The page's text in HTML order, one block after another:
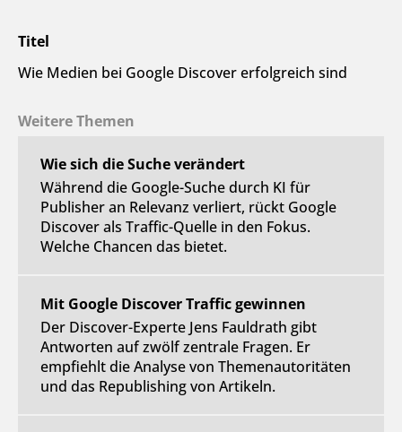
Titel
Wie Medien bei Google Discover erfolgreich sind
Weitere Themen
Wie sich die Suche verändert
Während die Google-Suche durch KI für
Publisher an Relevanz verliert, rückt Google
Discover als Traffic-Quelle in den Fokus.
Welche Chancen das bietet.
Mit Google Discover Traffic gewinnen
Der Discover-Experte Jens Fauldrath gibt
Antworten auf zwölf zentrale Fragen. Er
empfiehlt die Analyse von Themenautoritäten
und das Republishing von Artikeln.